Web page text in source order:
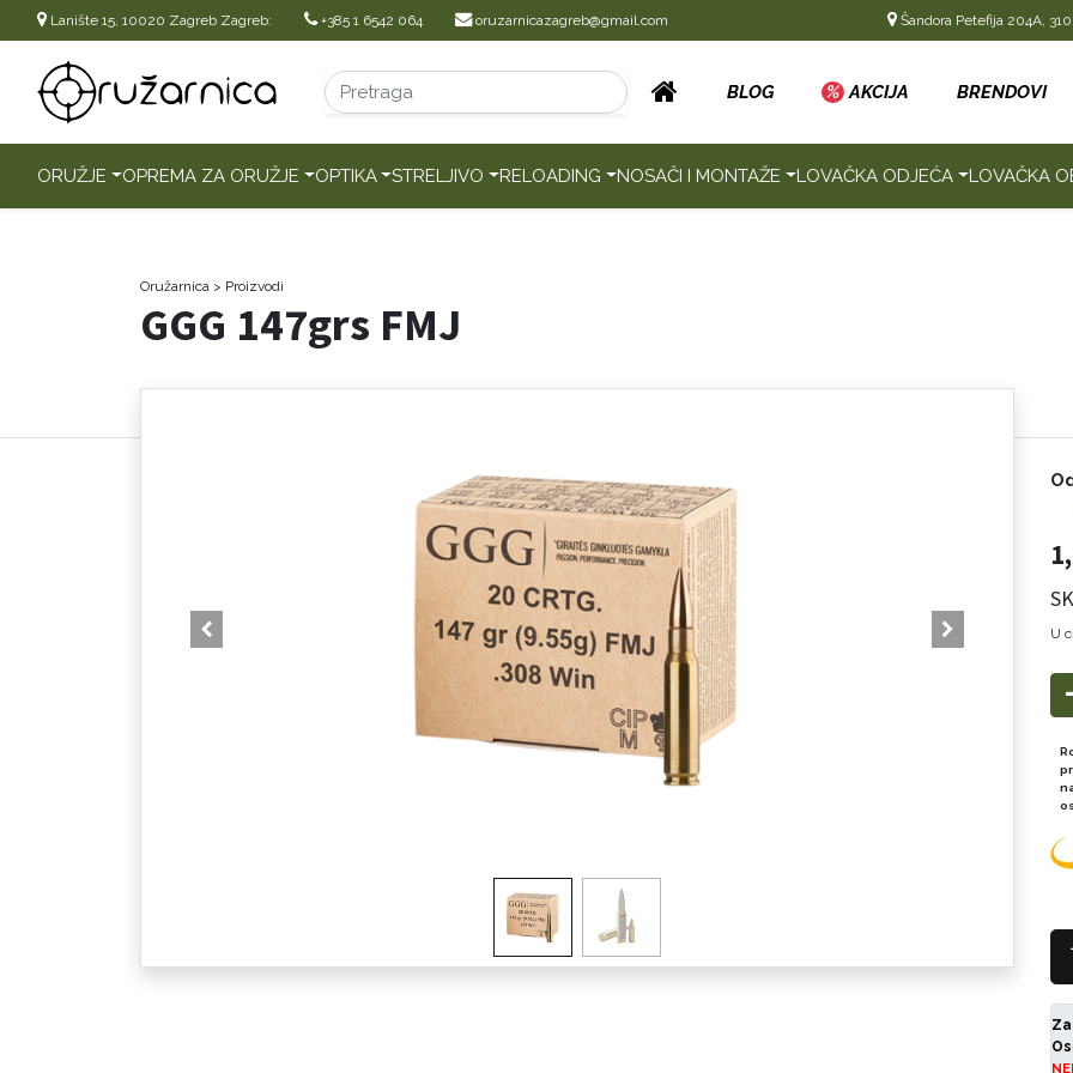
Lanište 15, 10020 Zagreb Zagreb: +385 1 6542 064 oruzarnicazagreb@gmail.com Šandora Petefija 204A,
BLOG % AKCIJA BRENDOVI
ORUŽJE OPREMA ZA ORUŽJE OPTIKA STRELJIVO RELOADING NOSAČI I MONTAŽE LOVAČKA ODJEĆA LOVAČKA
Oružarnica > Proizvodi
GGG 147grs FMJ
U